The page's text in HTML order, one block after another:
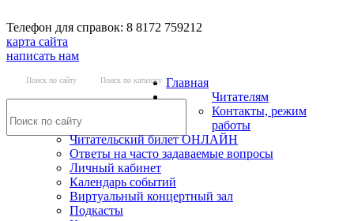
Телефон для справок: 8 8172 759212
карта сайта
написать нам
Поиск по сайту Поиск по каталогу Главная
Читателям
Контакты, режим
работы
Читательский билет ОНЛАЙН
Ответы на часто задаваемые вопросы
Личный кабинет
Календарь событий
Виртуальный концертный зал
Подкасты